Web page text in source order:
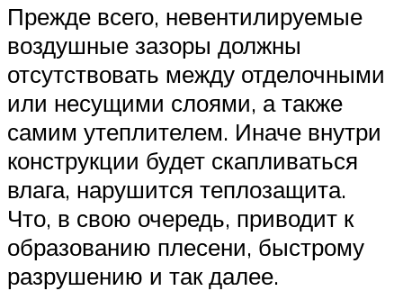
Прежде всего, невентилируемые
воздушные зазоры должны
отсутствовать между отделочными
или несущими слоями, а также
самим утеплителем. Иначе внутри
конструкции будет скапливаться
влага, нарушится теплозащита.
Что, в свою очередь, приводит к
образованию плесени, быстрому
разрушению и так далее.